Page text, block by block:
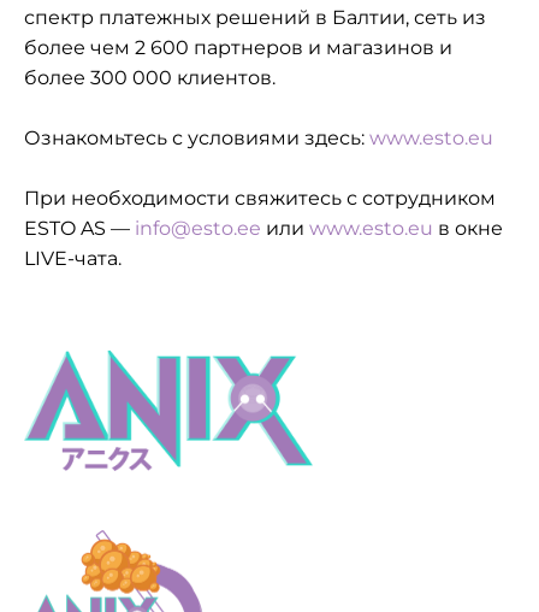
спектр платежных решений в Балтии, сеть из
более чем 2 600 партнеров и магазинов и
более 300 000 клиентов.
Ознакомьтесь с условиями здесь: www.esto.eu
При необходимости свяжитесь с сотрудником
ESTO AS — info@esto.ee или www.esto.eu в окне
LIVE-чата.